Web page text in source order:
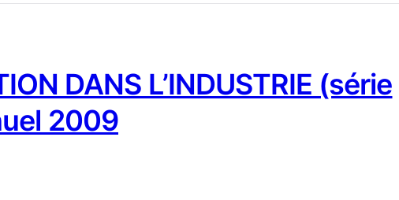
DANS L’INDUSTRIE (série
2009